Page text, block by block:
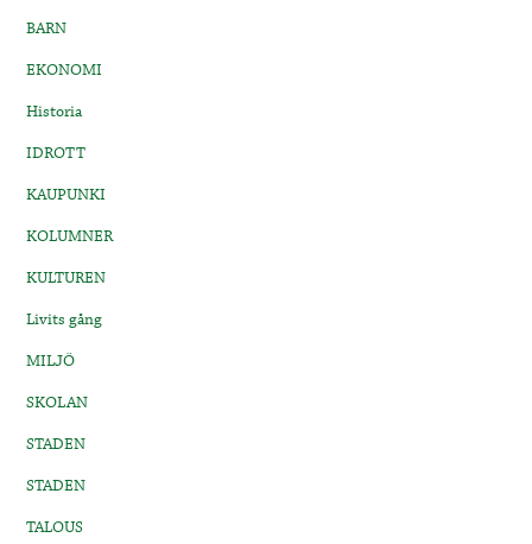
BARN
EKONOMI
Historia
IDROTT
KAUPUNKI
KOLUMNER
KULTUREN
Livits gång
MILJÖ
SKOLAN
STADEN
STADEN
TALOUS